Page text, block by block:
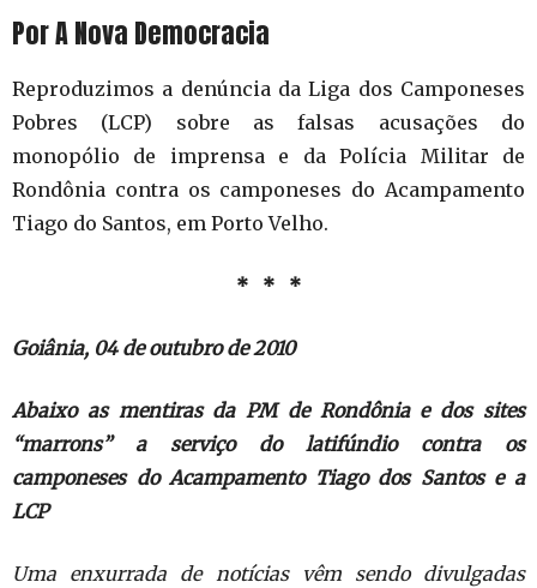
Por A Nova Democracia
Reproduzimos a denúncia da Liga dos Camponeses
Pobres (LCP) sobre as falsas acusações do
monopólio de imprensa e da Polícia Militar de
Rondônia contra os camponeses do Acampamento
Tiago do Santos, em Porto Velho.
* * *
Goiânia, 04 de outubro de 2010
Abaixo as mentiras da PM de Rondônia e dos sites
“marrons” a serviço do latifúndio contra os
camponeses do Acampamento Tiago dos Santos e a
LCP
Uma enxurrada de notícias vêm sendo divulgadas